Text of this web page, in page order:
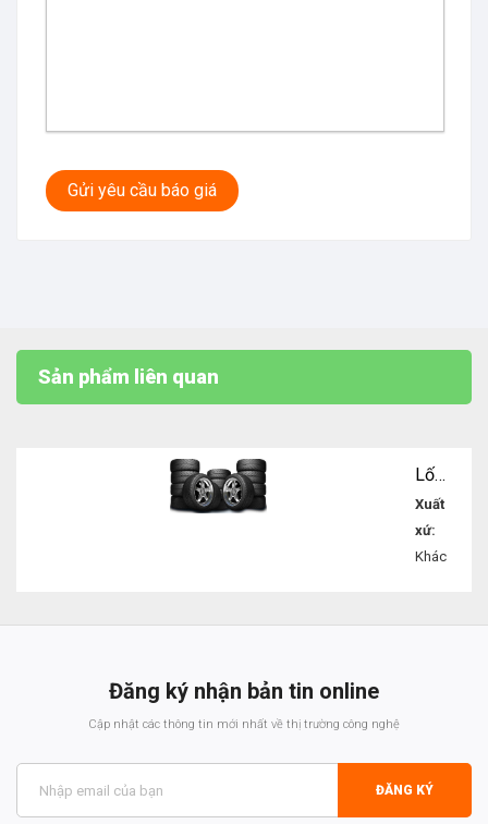
Gửi yêu cầu báo giá
Sản phẩm liên quan
Lốp ô tô các loại
Xuất
xứ:
Khác
Đăng ký nhận bản tin online
Cập nhật các thông tin mới nhất về thị trường công nghệ
ĐĂNG KÝ